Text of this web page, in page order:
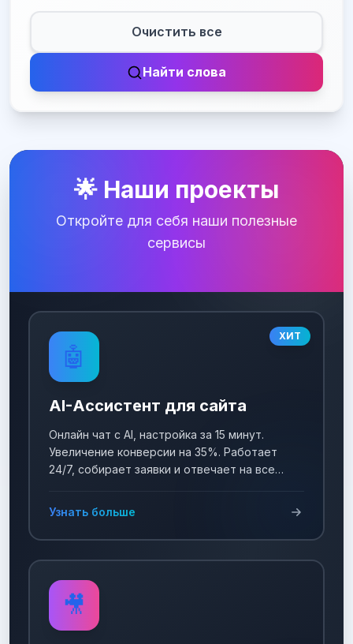
Очистить все
Найти слова
🌟 Наши проекты
Откройте для себя наши полезные
сервисы
ХИТ
🤖
AI-Ассистент для сайта
Онлайн чат с AI, настройка за 15 минут.
Увеличение конверсии на 35%. Работает
24/7, собирает заявки и отвечает на все
Узнать больше
🎥